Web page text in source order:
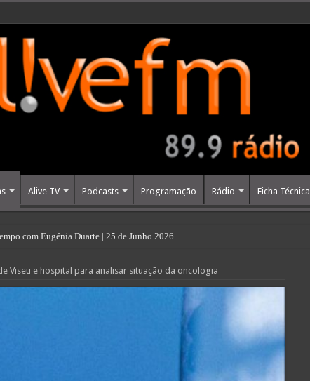
Alive TV Podcasts Programação Rádio Ficha Técnica
com Eugénia Duarte | 25 de Junho 2026
Viseu e hospital para analisar situação da oncologia